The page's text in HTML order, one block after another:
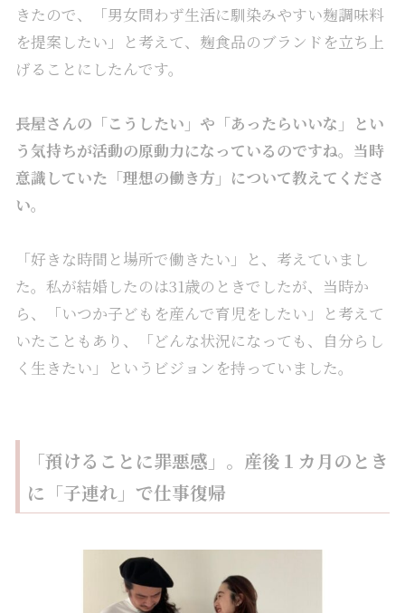
きたので、「男女問わず生活に馴染みやすい麹調味料
を提案したい」と考えて、麹食品のブランドを立ち上
げることにしたんです。
――長屋さんの「こうしたい」や「あったらいいな」とい
う気持ちが活動の原動力になっているのですね。当時
意識していた「理想の働き方」について教えてくださ
い。
「好きな時間と場所で働きたい」と、考えていまし
た。私が結婚したのは31歳のときでしたが、当時か
ら、「いつか子どもを産んで育児をしたい」と考えて
いたこともあり、「どんな状況になっても、自分らし
く生きたい」というビジョンを持っていました。
「預けることに罪悪感」。産後１カ月のとき
に「子連れ」で仕事復帰